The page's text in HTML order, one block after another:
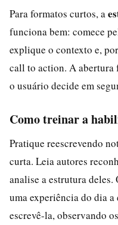
Para formatos curtos, a
funciona bem: comece
explique o contexto e,
call to action. A abertura
o usuário decide em
Como treinar a
Pratique reescrevendo
curta. Leia autores
analise a estrutura
uma experiência do dia
escrevê-la, observando